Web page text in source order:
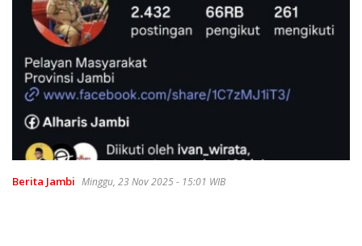
Berita Jambi Minggu, 23 Nov 2025 - 15:01 WIB